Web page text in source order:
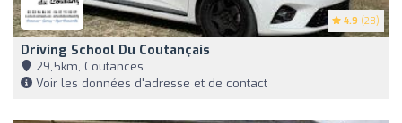
4.9 (28)
Driving School Du Coutançais
29,5km, Coutances
Voir les données d'adresse et de contact